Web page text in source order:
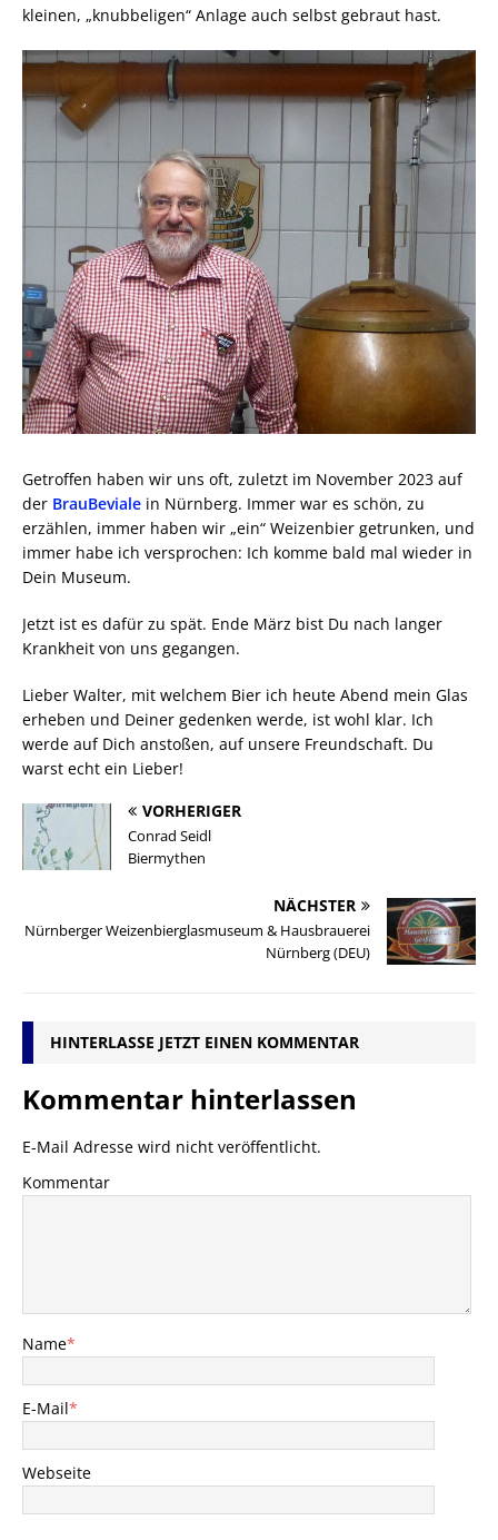
kleinen, „knubbeligen“ Anlage auch selbst gebraut hast.
Getroffen haben wir uns oft, zuletzt im November 2023 auf
der BrauBeviale in Nürnberg. Immer war es schön, zu
erzählen, immer haben wir „ein“ Weizenbier getrunken, und
immer habe ich versprochen: Ich komme bald mal wieder in
Dein Museum.
Jetzt ist es dafür zu spät. Ende März bist Du nach langer
Krankheit von uns gegangen.
Lieber Walter, mit welchem Bier ich heute Abend mein Glas
erheben und Deiner gedenken werde, ist wohl klar. Ich
werde auf Dich anstoßen, auf unsere Freundschaft. Du
warst echt ein Lieber!
VORHERIGER
Conrad Seidl
Biermythen
NÄCHSTER
Nürnberger Weizenbierglasmuseum & Hausbrauerei
Nürnberg (DEU)
HINTERLASSE JETZT EINEN KOMMENTAR
Kommentar hinterlassen
E-Mail Adresse wird nicht veröffentlicht.
Kommentar
Name*
E-Mail*
Webseite